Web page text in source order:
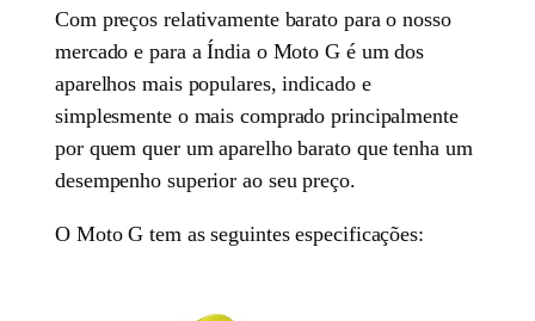
Com preços relativamente barato para o nosso
mercado e para a Índia o Moto G é um dos
aparelhos mais populares, indicado e
simplesmente o mais comprado principalmente
por quem quer um aparelho barato que tenha um
desempenho superior ao seu preço.
O Moto G tem as seguintes especificações: